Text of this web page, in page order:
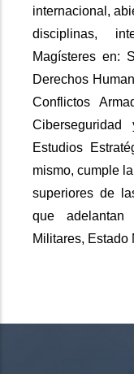
internacional,
disciplinas,
Magísteres en:
Derechos
Conflictos
Estudios
mismo, cumple
superiores de
que
Militares, Estado